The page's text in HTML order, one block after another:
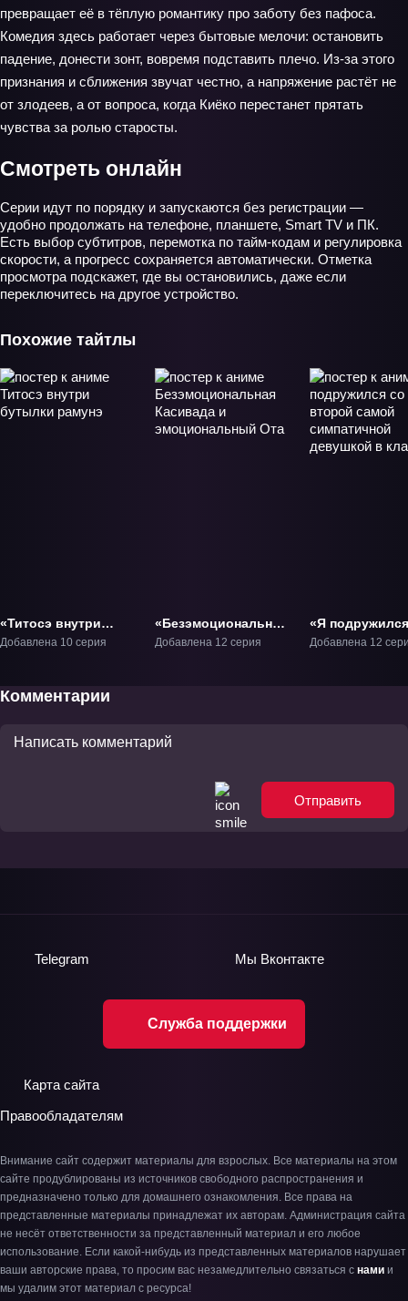
превращает её в тёплую романтику про заботу без пафоса.
Комедия здесь работает через бытовые мелочи: остановить
падение, донести зонт, вовремя подставить плечо. Из-за этого
признания и сближения звучат честно, а напряжение растёт не
от злодеев, а от вопроса, когда Киёко перестанет прятать
чувства за ролью старосты.
Смотреть онлайн
Серии идут по порядку и запускаются без регистрации —
удобно продолжать на телефоне, планшете, Smart TV и ПК.
Есть выбор субтитров, перемотка по тайм‑кодам и регулировка
скорости, а прогресс сохраняется автоматически. Отметка
просмотра подскажет, где вы остановились, даже если
переключитесь на другое устройство.
Похожие тайтлы
«Титосэ внутри
бутылки рамунэ»
Добавлена 10 серия
«Безэмоциональная
Касивада и
Добавлена 12 серия
«Я
второй самой
Добавлена 12
Комментарии
Отправить
Служба поддержки
Telegram Мы Вконтакте
Карта сайта
Правообладателям
Внимание сайт содержит материалы для взрослых. Все материалы на этом
сайте продублированы из источников свободного распространения и
предназначено только для домашнего ознакомления. Все права на
представленные материалы принадлежат их авторам. Администрация сайта
не несёт ответственности за представленный материал и его любое
использование. Если какой-нибудь из представленных материалов нарушает
ваши авторские права, то просим вас незамедлительно связаться с нами и
мы удалим этот материал с ресурса!